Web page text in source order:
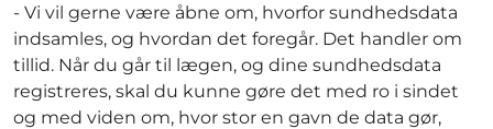
- Vi vil gerne være åbne om, hvorfor sundhedsdata
indsamles, og hvordan det foregår. Det handler om
tillid. Når du går til lægen, og dine sundhedsdata
registreres, skal du kunne gøre det med ro i sindet
og med viden om, hvor stor en gavn de data gør,